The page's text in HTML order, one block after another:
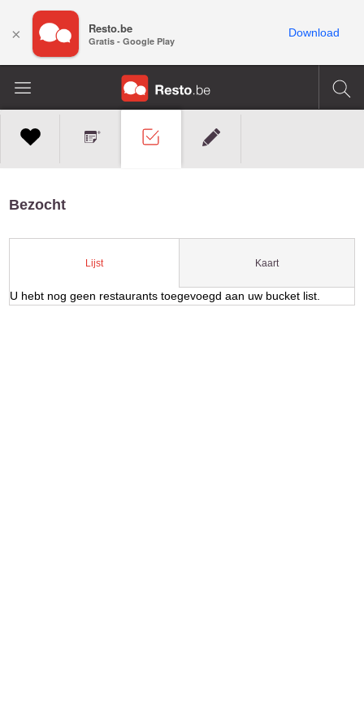
Bezocht
Lijst Kaart
U hebt nog geen restaurants toegevoegd aan uw bucket list.
× Resto.be
Gratis - Google Play
Download